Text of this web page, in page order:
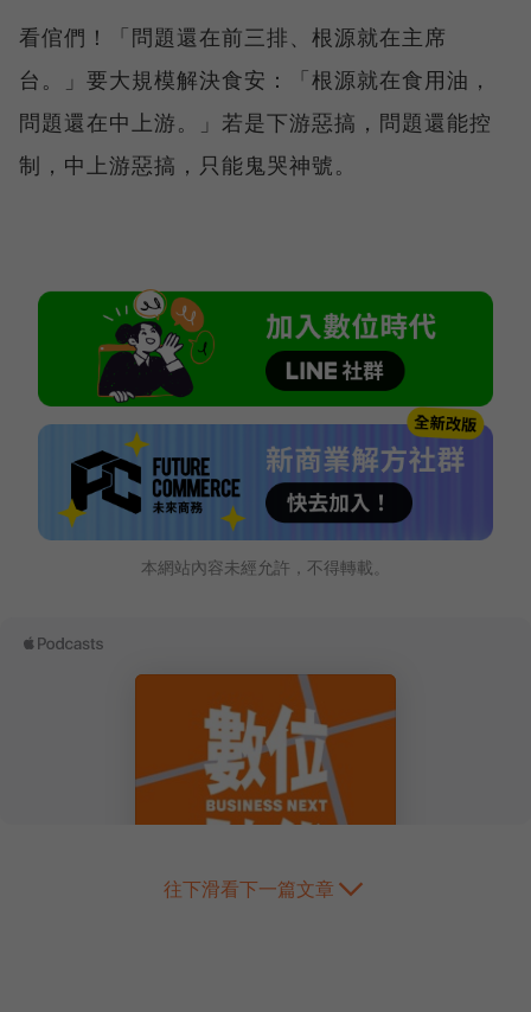
看倌們！「問題還在前三排、根源就在主席
台。」要大規模解決食安：「根源就在食用油，
問題還在中上游。」若是下游惡搞，問題還能控
制，中上游惡搞，只能鬼哭神號。
本網站內容未經允許，不得轉載。
往下滑看下一篇文章